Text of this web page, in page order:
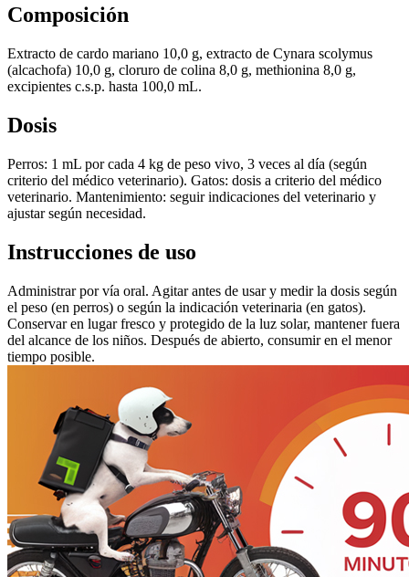
Composición
Extracto de cardo mariano 10,0 g, extracto de Cynara scolymus
(alcachofa) 10,0 g, cloruro de colina 8,0 g, methionina 8,0 g,
excipientes c.s.p. hasta 100,0 mL.
Dosis
Perros: 1 mL por cada 4 kg de peso vivo, 3 veces al día (según
criterio del médico veterinario). Gatos: dosis a criterio del médico
veterinario. Mantenimiento: seguir indicaciones del veterinario y
ajustar según necesidad.
Instrucciones de uso
Administrar por vía oral. Agitar antes de usar y medir la dosis según
el peso (en perros) o según la indicación veterinaria (en gatos).
Conservar en lugar fresco y protegido de la luz solar, mantener fuera
del alcance de los niños. Después de abierto, consumir en el menor
tiempo posible.